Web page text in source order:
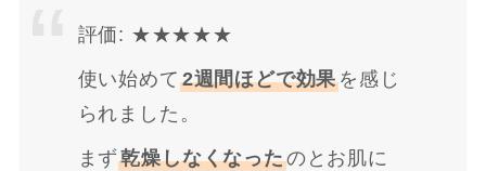
評価: ★★★★★
使い始めて 2週間ほどで効果を感じ
られました。
まず乾燥しなくなったのとお肌に